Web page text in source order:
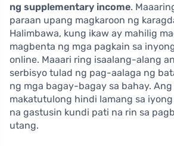
ng supplementary income.
paraan upang magkaroon ng
Halimbawa, kung ikaw ay mahilig
magbenta ng mga pagkain sa
online. Maaari ring isaalang-alang
serbisyo tulad ng pag-aalaga ng
ng mga bagay-bagay sa bahay.
makatutulong hindi lamang sa
na gastusin kundi pati na rin sa
utang.